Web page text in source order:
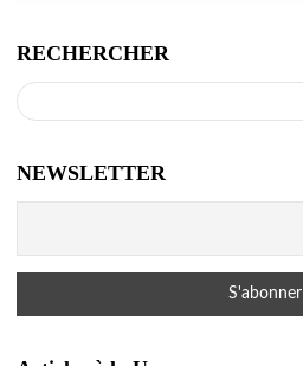
RECHERCHER
NEWSLETTER